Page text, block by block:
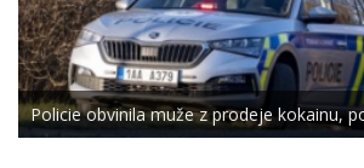
Policie obvinila muže z prodeje kokainu,